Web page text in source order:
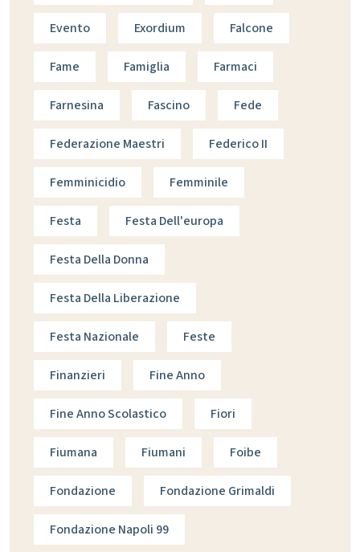
Evento Exordium Falcone
Fame Famiglia Farmaci
Farnesina Fascino Fede
Federazione Maestri Federico II
Femminicidio Femminile
Festa Festa Dell'europa
Festa Della Donna
Festa Della Liberazione
Festa Nazionale Feste
Finanzieri Fine Anno
Fine Anno Scolastico Fiori
Fiumana Fiumani Foibe
Fondazione Fondazione Grimaldi
Fondazione Napoli 99